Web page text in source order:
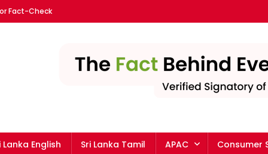
Fact-Check
Lanka English Sri Lanka Tamil APAC Consumer